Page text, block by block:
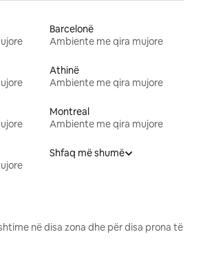
Barcelonë
Ambiente me qira mujore
Athinë
Ambiente me qira mujore
Montreal
Ambiente me qira mujore
Shfaq më shumë
në disa zona dhe për disa prona të